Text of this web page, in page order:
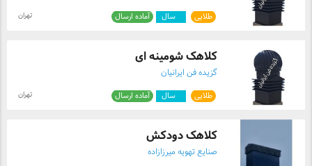
طلایی سال آماده ارسال تهران
کلاهک شومینه ای
گزیده فن ایرانیان
طلایی سال آماده ارسال تهران
کلاهک دودکش
صنایع تهویه میرزازاده